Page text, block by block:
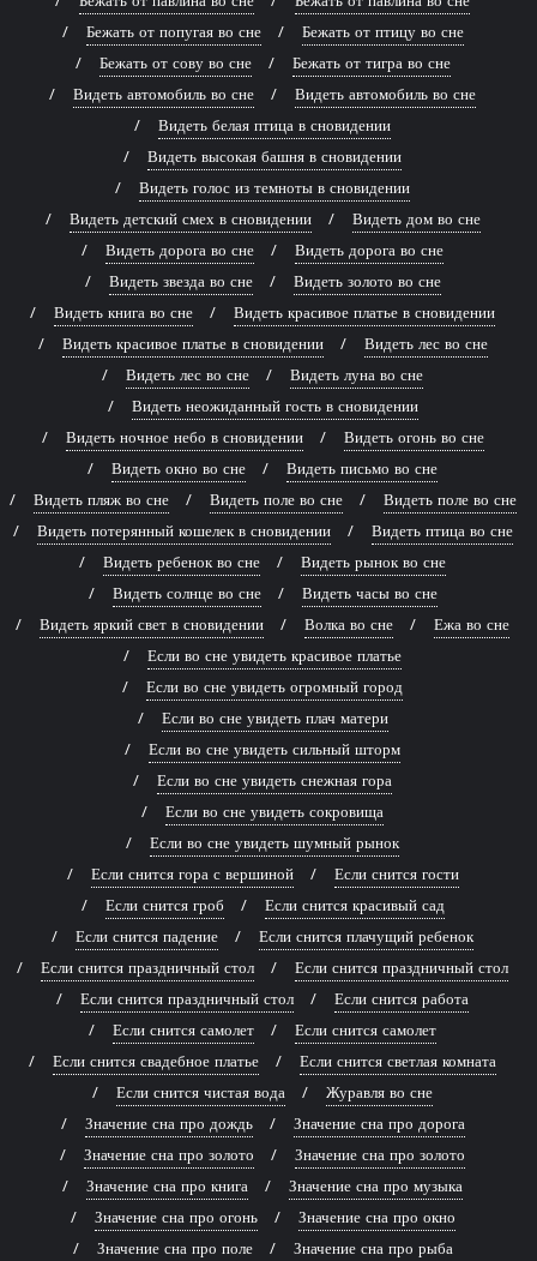
Бежать от попугая во сне
Бежать от птицу во сне
Бежать от сову во сне
Бежать от тигра во сне
Видеть автомобиль во сне
Видеть автомобиль во сне
Видеть белая птица в сновидении
Видеть высокая башня в сновидении
Видеть голос из темноты в сновидении
Видеть детский смех в сновидении
Видеть дом во сне
Видеть дорога во сне
Видеть дорога во сне
Видеть звезда во сне
Видеть золото во сне
Видеть книга во сне
Видеть красивое платье в сновидении
Видеть красивое платье в сновидении
Видеть лес во сне
Видеть лес во сне
Видеть луна во сне
Видеть неожиданный гость в сновидении
Видеть ночное небо в сновидении
Видеть огонь во сне
Видеть окно во сне
Видеть письмо во сне
Видеть пляж во сне
Видеть поле во сне
Видеть поле во сне
Видеть потерянный кошелек в сновидении
Видеть птица во сне
Видеть ребенок во сне
Видеть рынок во сне
Видеть солнце во сне
Видеть часы во сне
Видеть яркий свет в сновидении
Волка во сне
Ежа во сне
Если во сне увидеть красивое платье
Если во сне увидеть огромный город
Если во сне увидеть плач матери
Если во сне увидеть сильный шторм
Если во сне увидеть снежная гора
Если во сне увидеть сокровища
Если во сне увидеть шумный рынок
Если снится гора с вершиной
Если снится гости
Если снится гроб
Если снится красивый сад
Если снится падение
Если снится плачущий ребенок
Если снится праздничный стол
Если снится праздничный стол
Если снится праздничный стол
Если снится работа
Если снится самолет
Если снится самолет
Если снится свадебное платье
Если снится светлая комната
Если снится чистая вода
Журавля во сне
Значение сна про дождь
Значение сна про дорога
Значение сна про золото
Значение сна про золото
Значение сна про книга
Значение сна про музыка
Значение сна про огонь
Значение сна про окно
Значение сна про поле
Значение сна про рыба